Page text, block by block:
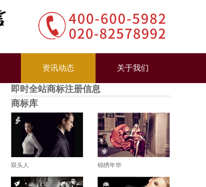
资讯动态 关于我们
即时全站商标注册信息
商标库
双头人 锦绣年华